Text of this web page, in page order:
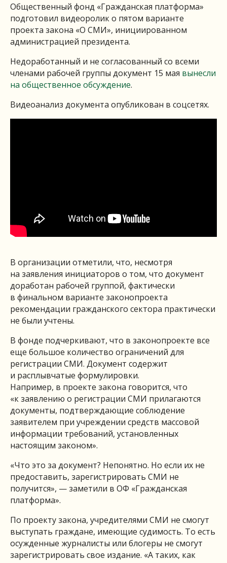
Общественный фонд «Гражданская платформа»
подготовил видеоролик о пятом варианте
проекта закона «О СМИ», инициированном
администрацией президента.
Недоработанный и не согласованный со всеми
членами рабочей группы документ 15 мая вынесли
на общественное обсуждение.
Видеоанализ документа опубликован в соцсетях.
В организации отметили, что, несмотря
на заявления инициаторов о том, что документ
доработан рабочей группой, фактически
в финальном варианте законопроекта
рекомендации гражданского сектора практически
не были учтены.
В фонде подчеркивают, что в законопроекте все
еще большое количество ограничений для
регистрации СМИ. Документ содержит
и расплывчатые формулировки.
Например, в проекте закона говорится, что
«к заявлению о регистрации СМИ прилагаются
документы, подтверждающие соблюдение
заявителем при учреждении средств массовой
информации требований, установленных
настоящим законом».
«Что это за документ? Непонятно. Но если их не
предоставить, зарегистрировать СМИ не
получится», — заметили в ОФ «Гражданская
платформа».
По проекту закона, учредителями СМИ не смогут
выступать граждане, имеющие судимость. То есть
осужденные журналисты или блогеры не смогут
зарегистрировать свое издание. «А таких, как